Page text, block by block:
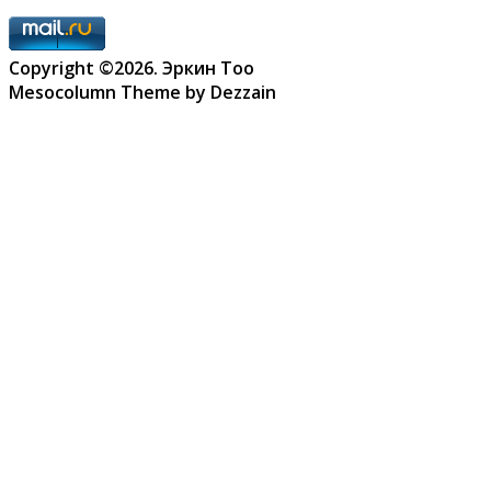
Copyright ©2026. Эркин Тоо
Mesocolumn Theme by Dezzain